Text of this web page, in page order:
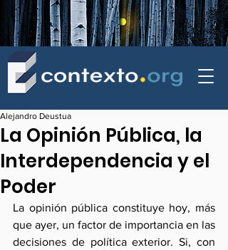
La Opinión Pública, la
Interdependencia y el
Poder
Alejandro Deustua
La opinión pública constituye hoy, más
que ayer, un factor de importancia en las
decisiones de política exterior. Si, con